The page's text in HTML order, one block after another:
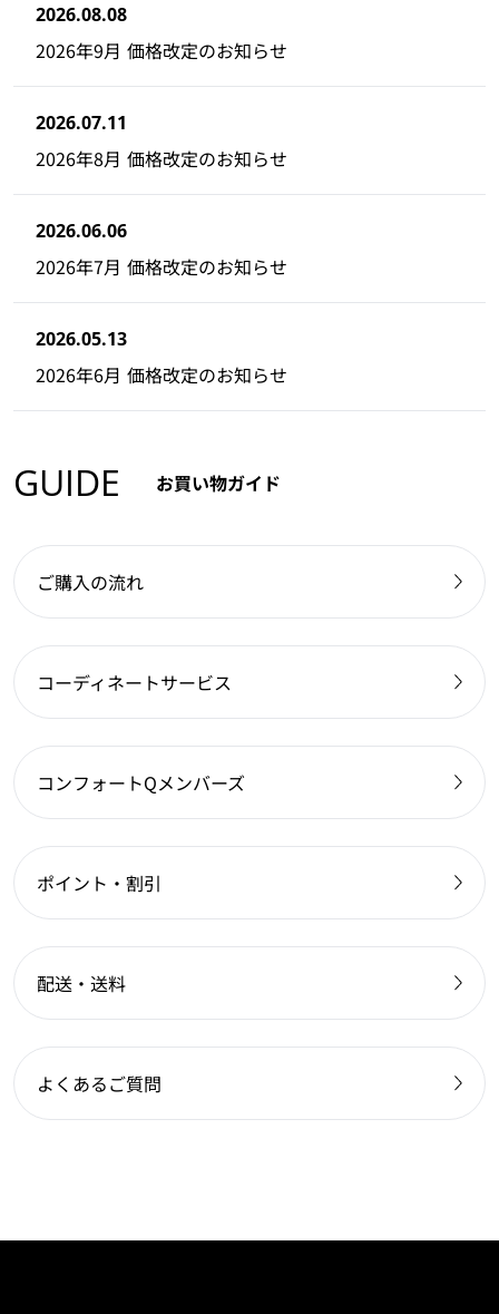
2026.08.08
2026年9月 価格改定のお知らせ
2026.07.11
2026年8月 価格改定のお知らせ
2026.06.06
2026年7月 価格改定のお知らせ
2026.05.13
2026年6月 価格改定のお知らせ
GUIDE お買い物ガイド
ご購入の流れ
コーディネートサービス
コンフォートQメンバーズ
ポイント・割引
配送・送料
よくあるご質問